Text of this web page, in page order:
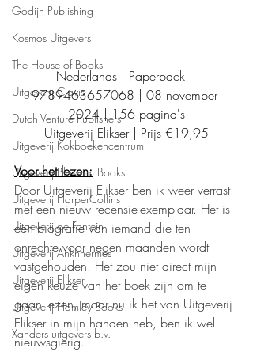
Godijn Publishing
Kosmos Uitgevers
The House of Books
Uitgeverij Clavis
Dutch Venture Publishers
Uitgeverij Kokboekencentrum
Uitgeverij Blossom Books
Uitgeverij HarperCollins
Uitgeverij de Fontein
Uitgeverij Ankhhermes
Uitgeverij Elikser
Uitgeverij Hamley Books
Xanders uitgevers b.v.
Nederlands | Paperback |
9789463657068 | 08 november
2024 | 156 pagina's
Uitgeverij Elikser | Prijs €19,95
Voor het lezen:
Door Uitgeverij Elikser ben ik weer verrast
met een nieuw recensie-exemplaar. Het is
een biografie van iemand die ten
onrechte voor negen maanden wordt
vastgehouden. Het zou niet direct mijn
eigen keuze van het boek zijn om te
gaan lezen, maar nu ik het van Uitgeverij
Elikser in mijn handen heb, ben ik wel
nieuwsgierig.